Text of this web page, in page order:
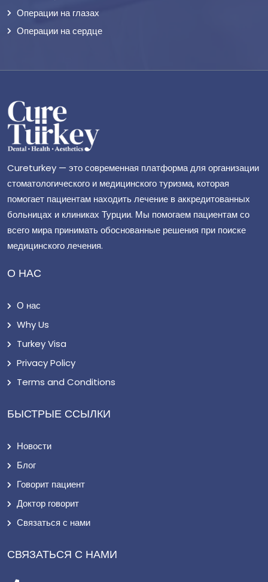
Операции на глазах
Операции на сердце
Cureturkey — это современная платформа для организации
стоматологического и медицинского туризма, которая
помогает пациентам находить лечение в аккредитованных
больницах и клиниках Турции. Мы помогаем пациентам со
всего мира принимать обоснованные решения при поиске
медицинского лечения.
О НАС
О нас
Why Us
Turkey Visa
Privacy Policy
Terms and Conditions
БЫСТРЫЕ ССЫЛКИ
Новости
Блог
Говорит пациент
Доктор говорит
Связаться с нами
СВЯЗАТЬСЯ С НАМИ